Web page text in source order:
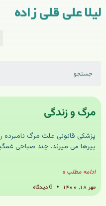
لیلا علی قلی زاده
مرگ و زندگی
پزشکی قانونی علت مرگ نامبرده
پیرها می میرند. چند صباحی
ادامه مطلب »
مهر ۱۸, ۱۴۰۰